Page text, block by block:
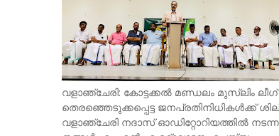
വളാഞ്ചേരി: കോട്ടക്കൽ മണ്ഡലം മുസ്‌ലിം
തെരഞ്ഞെടുക്കപ്പെട്ട ജനപ്രതിനിധികൾക്ക്
വളാഞ്ചേരി നദാസ് ഓഡിറ്റോറിയത്തിൽ